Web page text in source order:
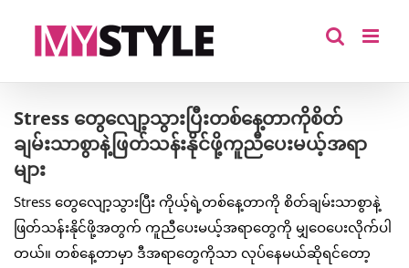
Stress တွေလျော့သွားပြီးတစ်နေ့တာကိုစိတ်
ချမ်းသာစွာနဲ့ဖြတ်သန်းနိုင်ဖို့ကူညီပေးမယ့်အရာ
များ
Stress တွေလျော့သွားပြီး ကိုယ့်ရဲ့တစ်နေ့တာကို စိတ်ချမ်းသာစွာနဲ့
ဖြတ်သန်းနိုင်ဖို့အတွက် ကူညီပေးမယ့်အရာတွေကို မျှဝေပေးလိုက်ပါ
တယ်။ တစ်နေ့တာမှာ ဒီအရာတွေကိုသာ လုပ်နေမယ်ဆိုရင်တော့